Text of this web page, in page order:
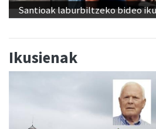
Santioak laburbiltzeko bideo
Ikusienak